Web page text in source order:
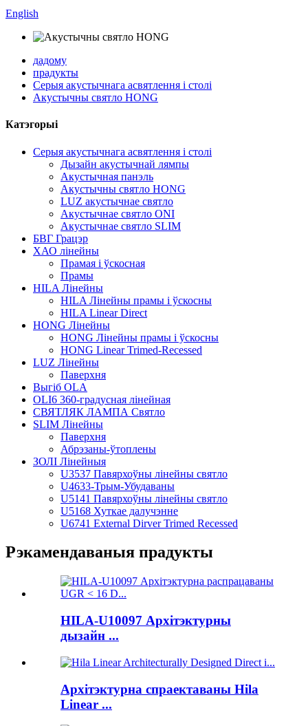
English
дадому
прадукты
Серыя акустычнага асвятлення і столі
Акустычны святло HONG
Катэгорыі
Серыя акустычнага асвятлення і столі
Дызайн акустычнай лямпы
Акустычная панэль
Акустычны святло HONG
LUZ акустычнае святло
Акустычнае святло ONI
Акустычнае святло SLIM
БВГ Грацэр
ХАО лінейны
Прамая і ўскосная
Прамы
HILA Лінейны
HILA Лінейны прамы і ўскосны
HILA Linear Direct
HONG Лінейны
HONG Лінейны прамы і ўскосны
HONG Linear Trimed-Recessed
LUZ Лінейны
Паверхня
Выгіб OLA
OLI6 360-градусная лінейная
СВЯТЛЯК ЛАМПА Святло
SLIM Лінейны
Паверхня
Абрэзаны-ўтоплены
ЗОЛІ Лінейныя
U3537 Павярхоўны лінейны святло
U4633-Трым-Убудаваны
U5141 Павярхоўны лінейны святло
U5168 Хуткае далучэнне
U6741 External Dirver Trimed Recessed
Рэкамендаваныя прадукты
HILA-U10097 Архітэктурны
дызайн ...
Архітэктурна спраектаваны Hila
Linear ...